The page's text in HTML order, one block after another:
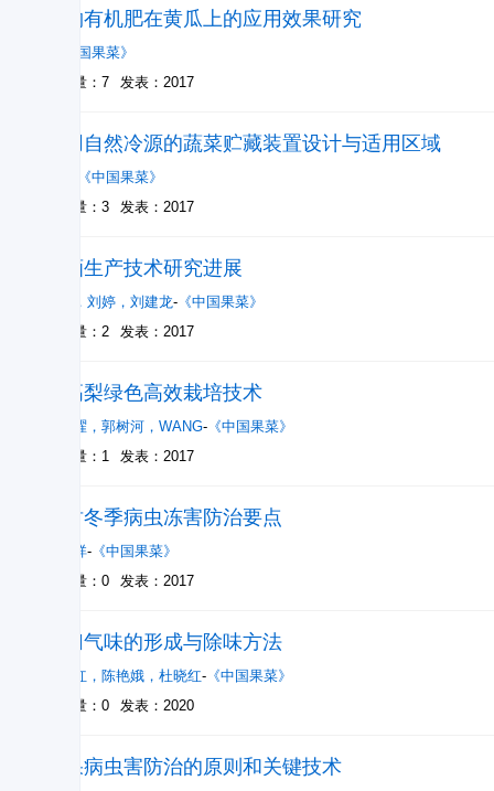
生物有机肥在黄瓜上的应用效果研究
《中国果菜》
被引量：7
发表：2017
利用自然冷源的蔬菜贮藏装置设计与适用区域
《中国果菜》
被引量：3
发表：2017
果酒生产技术研究进展
， 刘婷 ， 刘建龙- 《中国果菜》
被引量：2
发表：2017
新高梨绿色高效栽培技术
王书曜 ， 郭树河 ， WANG- 《中国果菜》
被引量：1
发表：2017
果树冬季病虫冻害防治要点
李家祥- 《中国果菜》
被引量：0
发表：2017
当归气味的形成与除味方法
宋玉红 ， 陈艳娥 ， 杜晓红- 《中国果菜》
被引量：0
发表：2020
苹果病虫害防治的原则和关键技术